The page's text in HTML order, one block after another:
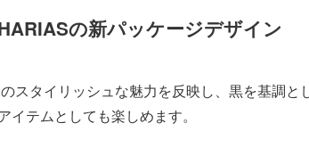
の新パッケージデザイン
スタイリッシュな魅力を反映し、黒を基調と
イテムとしても楽しめます。